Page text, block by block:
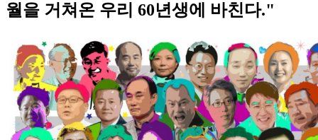
월을 거쳐온 우리 60년생에 바친다."